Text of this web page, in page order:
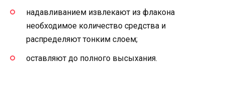
надавливанием извлекают из флакона
необходимое количество средства и
распределяют тонким слоем;
оставляют до полного высыхания.